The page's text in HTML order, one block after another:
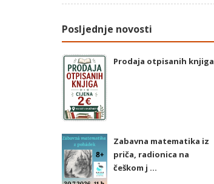
Posljednje novosti
Prodaja otpisanih knjiga
Zabavna matematika iz
priča, radionica na
češkom j ...